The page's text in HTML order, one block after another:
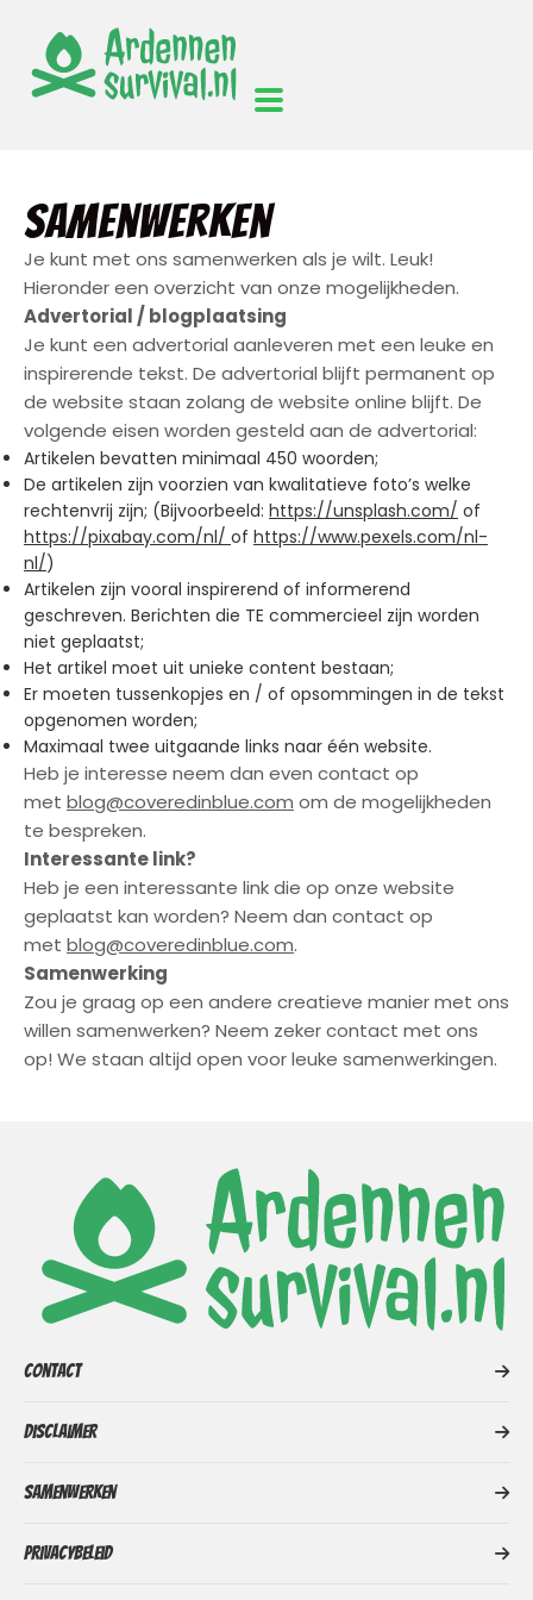
Samenwerken
Je kunt met ons samenwerken als je wilt. Leuk!
Hieronder een overzicht van onze mogelijkheden.
Advertorial / blogplaatsing
Je kunt een advertorial aanleveren met een leuke en
inspirerende tekst. De advertorial blijft permanent op
de website staan zolang de website online blijft. De
volgende eisen worden gesteld aan de advertorial:
Artikelen bevatten minimaal 450 woorden;
De artikelen zijn voorzien van kwalitatieve foto’s welke
rechtenvrij zijn; (Bijvoorbeeld: https://unsplash.com/ of
https://pixabay.com/nl/ of https://www.pexels.com/nl-
nl/)
Artikelen zijn vooral inspirerend of informerend
geschreven. Berichten die TE commercieel zijn worden
niet geplaatst;
Het artikel moet uit unieke content bestaan;
Er moeten tussenkopjes en / of opsommingen in de tekst
opgenomen worden;
Maximaal twee uitgaande links naar één website.
Heb je interesse neem dan even contact op
met blog@coveredinblue.com om de mogelijkheden
te bespreken.
Interessante link?
Heb je een interessante link die op onze website
geplaatst kan worden? Neem dan contact op
met blog@coveredinblue.com.
Samenwerking
Zou je graag op een andere creatieve manier met ons
willen samenwerken? Neem zeker contact met ons
op! We staan altijd open voor leuke samenwerkingen.
Contact
Disclaimer
Samenwerken
Privacybeleid